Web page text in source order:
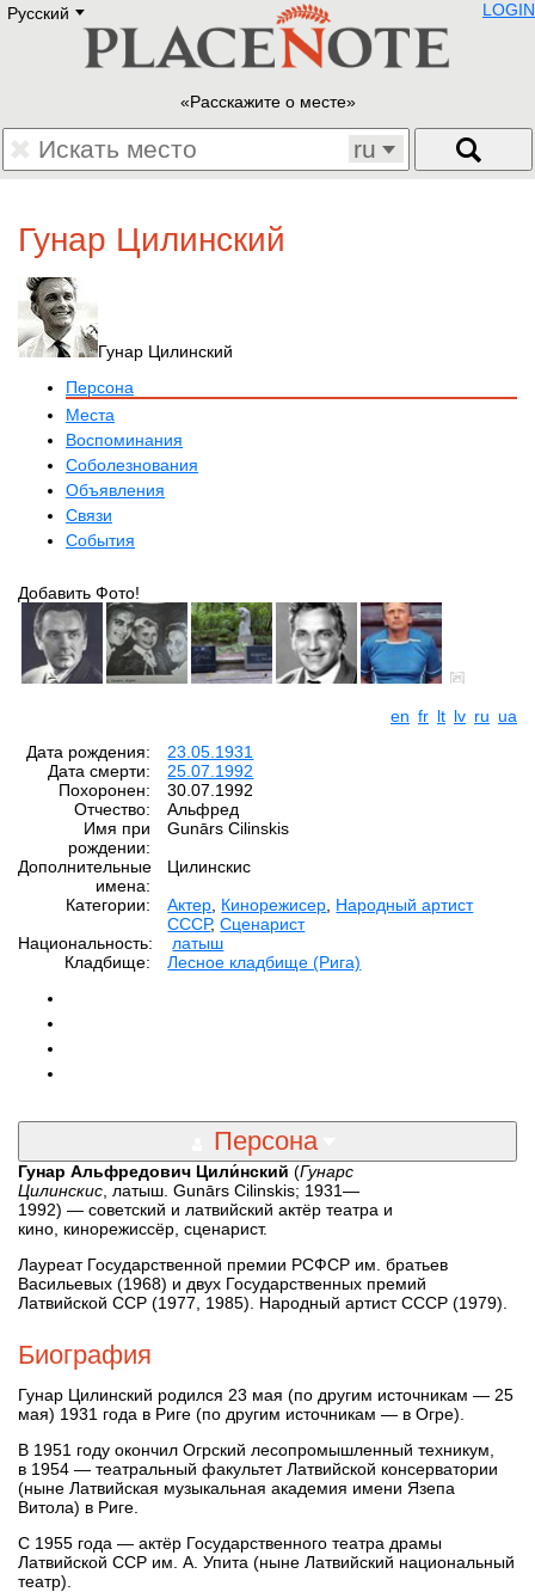
Русский E
Deutsch
Francais
Polski
Eestikeelne
LOGIN
Расскажите о месте
ru
Гунар Цилинский
Гунар Цилинский
Персона
Места
Воспоминания
Соболезнования
Объявления
Связи
События
Добавить Фото!
en fr lt lv ru ua
Дата рождения:
23.05.1931
Дата смерти:
25.07.1992
Похоронен:
30.07.1992
Отчество:
Альфред
Имя при
рождении:
Gunārs Cilinskis
Дополнительные
имена:
Цилинскис
Категории:
Актер Кинорежисер Народный артист
СССР,Сценарист
Национальность:
латыш
Кладбище:
Лесное кладбище (Рига)
Персона
Гунар Альфредович Цили́нский (Гунарс
Цилинскис , латыш. Gunārs Cilinskis; 1931—
1992) — советский и латвийский актёр театра и
кино, кинорежиссёр, сценарист.
Лауреат Государственной премии РСФСР им. братьев
Васильевых (1968) и двух Государственных премий
Латвийской ССР (1977, 1985). Народный артист СССР (1979).
Биография
Гунар Цилинский родился 23 мая (по другим источникам — 25
мая) 1931 года в Риге (по другим источникам — в Огре).
В 1951 году окончил Огрский лесопромышленный техникум,
в 1954 — театральный факультет Латвийской консерватории
(ныне Латвийская музыкальная академия имени Язепа
Витола) в Риге.
С 1955 года — актёр Государственного театра драмы
Латвийской ССР им. А. Упита (ныне Латвийский национальный
театр).